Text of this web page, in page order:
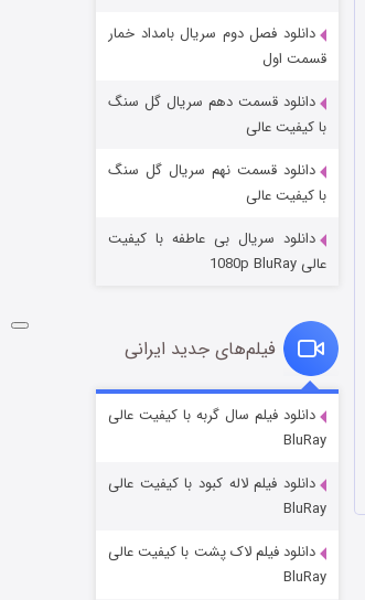
شکست استوارت در نجات جهان
قسمت ۷ (زیرنویس) منتشر شد
شوگر فصل ۲
قسمت
دانلود فصل دوم سریال بامداد خمار
قسمت اول
دانلود قسمت دهم سریال گل سنگ
با کیفیت عالی
دانلود قسمت نهم سریال گل سنگ
با کیفیت عالی
دانلود سریال بی عاطفه با کیفیت
عالی 1080p BluRay
فیلم‌های جدید ایرانی
دانلود فیلم سال گربه با کیفیت عالی
BluRay
دانلود فیلم لاله کبود با کیفیت عالی
BluRay
دانلود فیلم لاک پشت با کیفیت عالی
BluRay